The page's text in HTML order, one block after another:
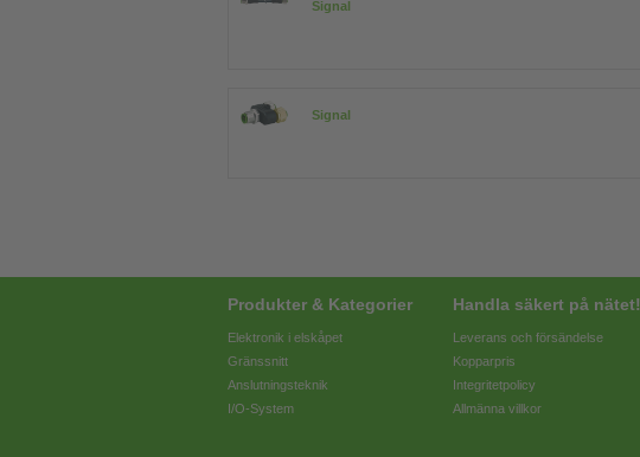
Signal
Signal
Produkter & Kategorier
Elektronik i elskåpet
Gränssnitt
Anslutningsteknik
I/O-System
Handla säkert på nätet!
Leverans och försändelse
Kopparpris
Integritetpolicy
Allmänna villkor